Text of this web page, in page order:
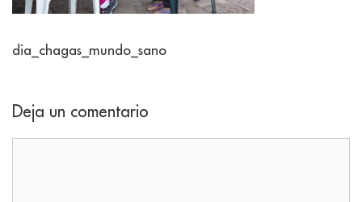
dia_chagas_mundo_sano
Deja un comentario